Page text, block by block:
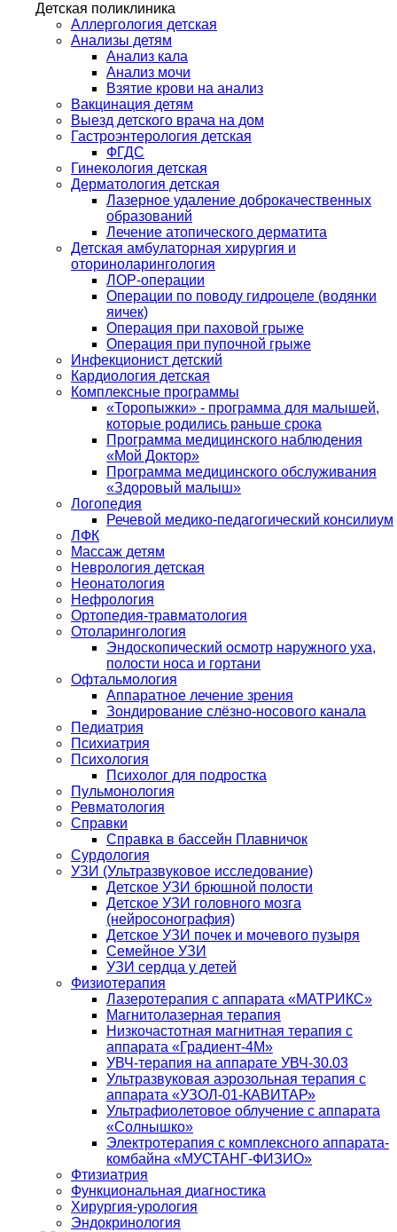
Детская поликлиника
Аллергология детская
Анализы детям
Анализ кала
Анализ мочи
Взятие крови на анализ
Вакцинация детям
Выезд детского врача на дом
Гастроэнтерология детская
ФГДС
Гинекология детская
Дерматология детская
Лазерное удаление доброкачественных
образований
Лечение атопического дерматита
Детская амбулаторная хирургия и
оториноларингология
ЛОР-операции
Операции по поводу гидроцеле (водянки
яичек)
Операция при паховой грыже
Операция при пупочной грыже
Инфекционист детский
Кардиология детская
Комплексные программы
«Торопыжки» - программа для малышей,
которые родились раньше срока
Программа медицинского наблюдения
«Мой Доктор»
Программа медицинского обслуживания
«Здоровый малыш»
Логопедия
Речевой медико-педагогический консилиум
ЛФК
Массаж детям
Неврология детская
Неонатология
Нефрология
Ортопедия-травматология
Отоларингология
Эндоскопический осмотр наружного уха,
полости носа и гортани
Офтальмология
Аппаратное лечение зрения
Зондирование слёзно-носового канала
Педиатрия
Психиатрия
Психология
Психолог для подростка
Пульмонология
Ревматология
Справки
Справка в бассейн Плавничок
Сурдология
УЗИ (Ультразвуковое исследование)
Детское УЗИ брюшной полости
Детское УЗИ головного мозга
(нейросонография)
Детское УЗИ почек и мочевого пузыря
Семейное УЗИ
УЗИ сердца у детей
Физиотерапия
Лазеротерапия с аппарата «МАТРИКС»
Магнитолазерная терапия
Низкочастотная магнитная терапия с
аппарата «Градиент-4М»
УВЧ-терапия на аппарате УВЧ-30.03
Ультразвуковая аэрозольная терапия с
аппарата «УЗОЛ-01-КАВИТАР»
Ультрафиолетовое облучение с аппарата
«Солнышко»
Электротерапия с комплексного аппарата-
комбайна «МУСТАНГ-ФИЗИО»
Фтизиатрия
Функциональная диагностика
Хирургия-урология
Эндокринология